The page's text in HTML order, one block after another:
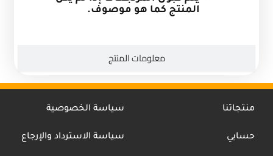
معلومات المنتج
المنتج كما هو موصوف.
منتجاتنا
حسابي
سياسة الخصوصية
سياسة الاسترداد والإرجاع